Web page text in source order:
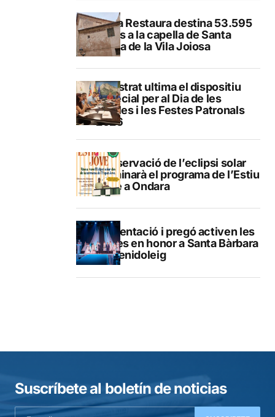
El Pla Restaura destina 53.595
euros a la capella de Santa
Marta de la Vila Joiosa
Finestrat ultima el dispositiu
especial per al Dia de les
Paelles i les Festes Patronals
2026
L’observació de l’eclipsi solar
culminarà el programa de l’Estiu
Jove a Ondara
Presentació i pregó activen les
festes en honor a Santa Bàrbara
de Benidoleig
Suscríbete al boletín de noticias